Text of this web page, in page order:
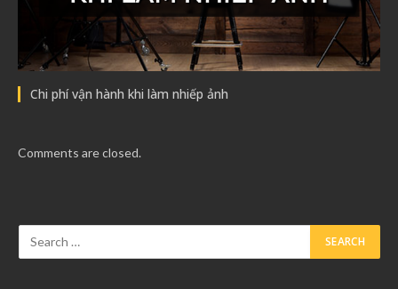
Chi phí vận hành khi làm nhiếp ảnh
Comments are closed.